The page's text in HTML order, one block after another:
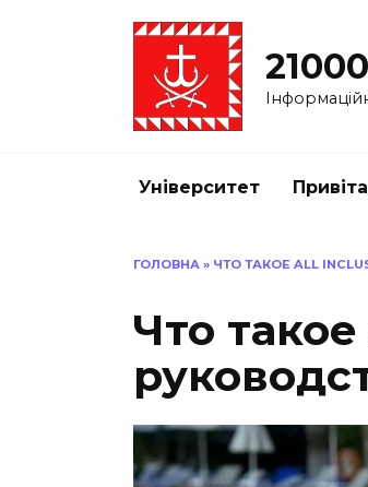
Університет
ГОЛОВНА » ЧТО ТАКОЕ ALL
Что